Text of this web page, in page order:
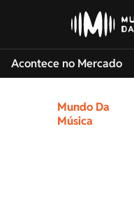
Acontece no Mercado
Mundo Da
Música